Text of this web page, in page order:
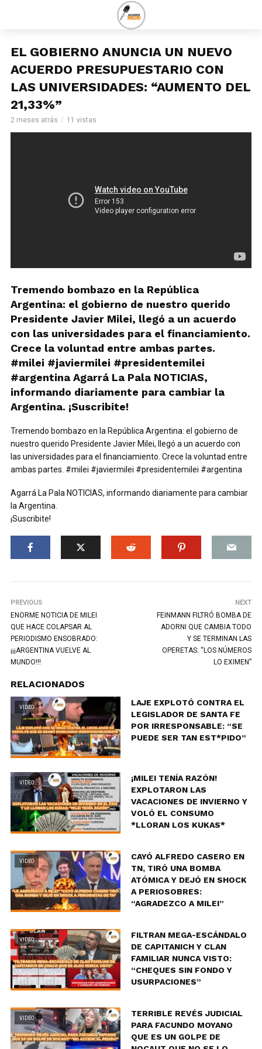
EL GOBIERNO ANUNCIA UN NUEVO
ACUERDO PRESUPUESTARIO CON
LAS UNIVERSIDADES: “AUMENTO DEL
21,33%”
2 meses atrás 11 vistas
Tremendo bombazo en la República
Argentina: el gobierno de nuestro querido
Presidente Javier Milei, llegó a un acuerdo
con las universidades para el financiamiento.
Crece la voluntad entre ambas partes.
#milei #javiermilei #presidentemilei
#argentina Agarrá La Pala NOTICIAS,
informando diariamente para cambiar la
Argentina. ¡Suscribite!
Tremendo bombazo en la República Argentina: el gobierno de
nuestro querido Presidente Javier Milei, llegó a un acuerdo con
las universidades para el financiamiento. Crece la voluntad entre
ambas partes. #milei #javiermilei #presidentemilei #argentina
Agarrá La Pala NOTICIAS, informando diariamente para cambiar
la Argentina.
¡Suscribite!
PREVIOUS
ENORME NOTICIA DE MILEI
QUE HACE COLAPSAR AL
PERIODISMO ENSOBRADO:
¡¡¡ARGENTINA VUELVE AL
MUNDO!!!
NEXT
FEINMANN FILTRÓ BOMBA DE
ADORNI QUE CAMBIA TODO
Y SE TERMINAN LAS
OPERETAS: “LOS NÚMEROS
LO EXIMEN”
RELACIONADOS
VIDEO
LAJE EXPLOTÓ CONTRA EL
LEGISLADOR DE SANTA FE
POR IRRESPONSABLE: “SE
PUEDE SER TAN EST*PIDO”
VIDEO
¡MILEI TENÍA RAZÓN!
EXPLOTARON LAS
VACACIONES DE INVIERNO Y
VOLÓ EL CONSUMO
*LLORAN LOS KUKAS*
VIDEO
CAYÓ ALFREDO CASERO EN
TN, TIRÓ UNA BOMBA
ATÓMICA Y DEJÓ EN SHOCK
A PERIOSOBRES:
“AGRADEZCO A MILEI”
VIDEO
FILTRAN MEGA-ESCÁNDALO
DE CAPITANICH Y CLAN
FAMILIAR NUNCA VISTO:
“CHEQUES SIN FONDO Y
USURPACIONES”
VIDEO
TERRIBLE REVÉS JUDICIAL
PARA FACUNDO MOYANO
QUE ES UN GOLPE DE